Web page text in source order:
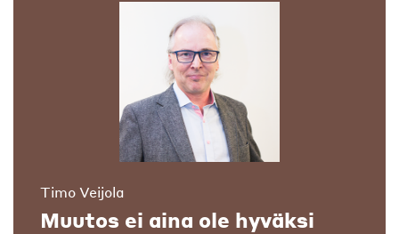
Timo Veijola
Muutos ei aina ole hyväksi